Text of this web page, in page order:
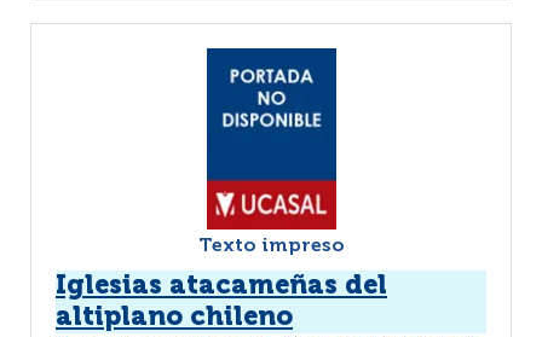
Texto impreso
Iglesias atacameñas del
altiplano chileno